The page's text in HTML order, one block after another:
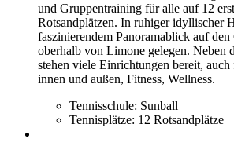
und Gruppentraining für alle auf 12
Rotsandplätzen. In ruhiger idyllischer
faszinierendem Panoramablick auf den
oberhalb von Limone gelegen. Neben
stehen viele Einrichtungen bereit,
innen und außen, Fitness, Wellness.
Tennisschule: Sunball
Tennisplätze: 12 Rotsandplätze